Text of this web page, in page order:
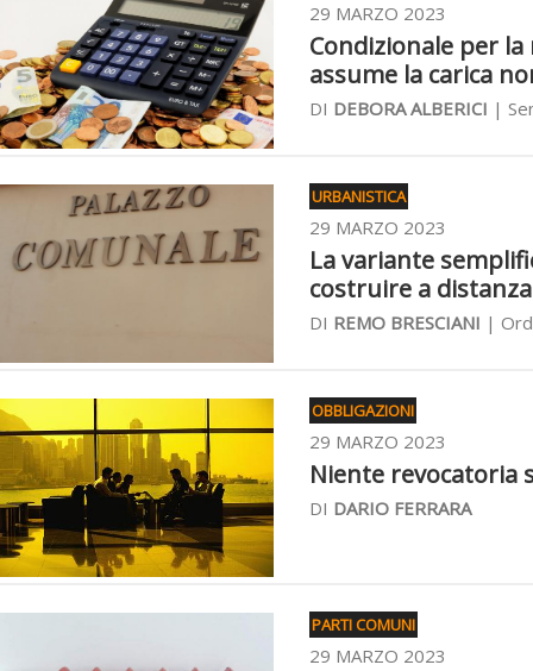
29 MARZO 2023
Condizionale per
assume la carica
DI DEBORA ALBERICI |
URBANISTICA
29 MARZO 2023
La variante
costruire a
DI REMO BRESCIANI |
OBBLIGAZIONI
29 MARZO 2023
Niente revocatoria
DI DARIO FERRARA
PARTI COMUNI
29 MARZO 2023